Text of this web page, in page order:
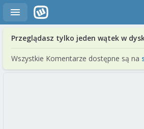
Przeglądasz tylko jeden wątek w
Wszystkie Komentarze dostępne są na